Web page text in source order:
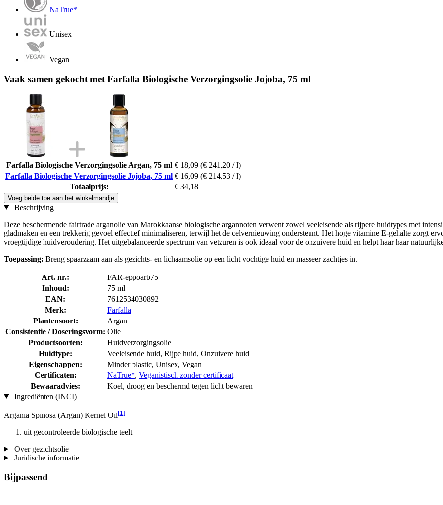
NaTrue*
Unisex
Vegan
Vaak samen gekocht met Farfalla Biologische Verzorgingsolie Jojoba, 75 ml
Farfalla Biologische Verzorgingsolie Argan, 75 ml € 18,09 (€ 241,20 / l)
Farfalla Biologische Verzorgingsolie Jojoba, 75 ml € 16,09 (€ 214,53 / l)
Totaalprijs:
€ 34,18
Voeg beide toe aan het winkelmandje
Beschrijving
Deze beschermende fairtrade arganolie van Marokkaanse biologische argannoten verwent zowel veeleisende als rijpere huidtypes met
gladmaken en een trekkerig gevoel effectief minimaliseren, terwijl het de celvernieuwing ondersteunt. Het hoge vitamine E-gehalte zorgt
vroegtijdige huidveroudering. Het uitgebalanceerde spectrum van vetzuren is ook ideaal voor de onzuivere huid en helpt haar haar
Toepassing: Breng spaarzaam aan als gezichts- en lichaamsolie op een licht vochtige huid en masseer zachtjes in.
Art. nr.:
FAR-eppoarb75
Inhoud:
75 ml
EAN:
7612534030892
Merk:
Farfalla
Plantensoort:
Argan
Consistentie / Doseringsvorm: Olie
Productsoorten:
Huidverzorgingsolie
Huidtype:
Veeleisende huid, Rijpe huid, Onzuivere huid
Eigenschappen:
Minder plastic, Unisex, Vegan
Certificaten:
NaTrue*, Veganistisch zonder certificaat
Bewaaradvies:
Koel, droog en beschermd tegen licht bewaren
Ingrediënten (INCI)
Argania Spinosa (Argan) Kernel Oil[1]
uit gecontroleerde biologische teelt
Over gezichtsolie
Juridische informatie
Bijpassend